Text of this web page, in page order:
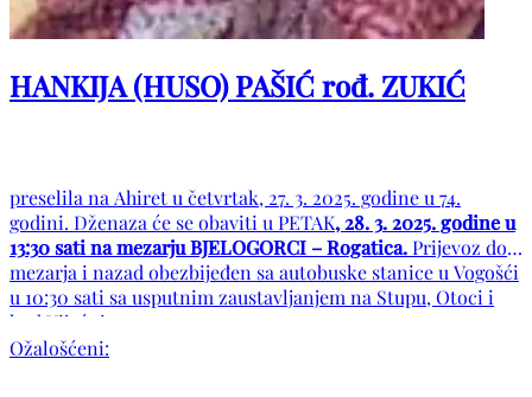
HANKIJA (HUSO) PAŠIĆ rođ. ZUKIĆ
preselila na Ahiret u četvrtak, 27. 3. 2025. godine u 74.
godini. Dženaza će se obaviti u PETAK, 28. 3. 2025. godine u
13:30 sati na mezarju BJELOGORCI – Rogatica.Prijevoz do
mezarja i nazad obezbijeđen sa autobuske stanice u Vogošći
u 10:30 sati sa usputnim zaustavljanjem na Stupu, Otoci i
kod Vijećnice.
Ožalošćeni: